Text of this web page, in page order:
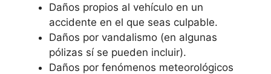
Daños propios al vehículo en un
accidente en el que seas culpable.
Daños por vandalismo (en algunas
pólizas sí se pueden incluir).
Daños por fenómenos meteorológicos